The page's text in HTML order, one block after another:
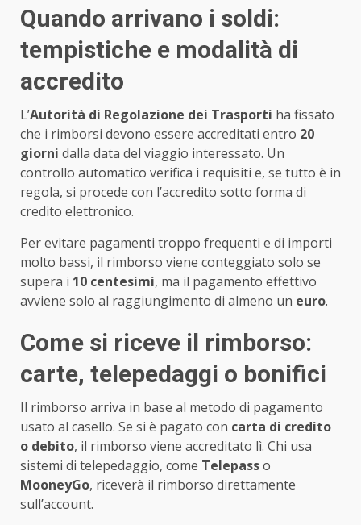
Quando arrivano i soldi:
tempistiche e modalità di
accredito
L’Autorità di Regolazione dei Trasporti ha fissato
che i rimborsi devono essere accreditati entro 20
giorni dalla data del viaggio interessato. Un
controllo automatico verifica i requisiti e, se tutto è in
regola, si procede con l’accredito sotto forma di
credito elettronico.
Per evitare pagamenti troppo frequenti e di importi
molto bassi, il rimborso viene conteggiato solo se
supera i 10 centesimi, ma il pagamento effettivo
avviene solo al raggiungimento di almeno un euro.
Come si riceve il rimborso:
carte, telepedaggi o bonifici
Il rimborso arriva in base al metodo di pagamento
usato al casello. Se si è pagato con carta di credito
o debito, il rimborso viene accreditato lì. Chi usa
sistemi di telepedaggio, come Telepasso
MooneyGo, riceverà il rimborso direttamente
sull’account.